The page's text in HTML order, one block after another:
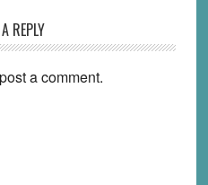
REPLY
a comment.